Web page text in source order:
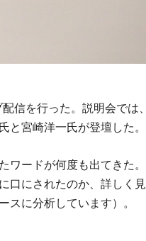
信を行った。説明会では、
と宮崎洋一氏が登壇した。
ワードが何度も出てきた。
口にされたのか、詳しく見
に分析しています）。